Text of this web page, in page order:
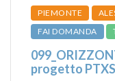
PIEMONTE
FAI DOMANDA
progetto